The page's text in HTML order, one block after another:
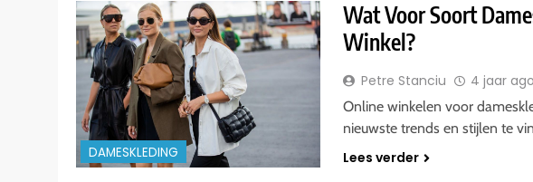
DAMESKLEDING
Wat Voor Soort
Winkel?
Petre Stanciu 4 jaar ago
Online winkelen voor
nieuwste trends en stijlen te
Lees verder